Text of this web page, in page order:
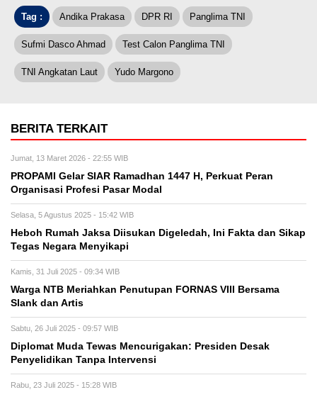
Tag : Andika Prakasa DPR RI Panglima TNI
Sufmi Dasco Ahmad Test Calon Panglima TNI
TNI Angkatan Laut Yudo Margono
BERITA TERKAIT
Jumat, 13 Maret 2026 - 22:55 WIB
PROPAMI Gelar SIAR Ramadhan 1447 H, Perkuat Peran
Organisasi Profesi Pasar Modal
Selasa, 5 Agustus 2025 - 15:42 WIB
Heboh Rumah Jaksa Diisukan Digeledah, Ini Fakta dan Sikap
Tegas Negara Menyikapi
Kamis, 31 Juli 2025 - 09:34 WIB
Warga NTB Meriahkan Penutupan FORNAS VIII Bersama
Slank dan Artis
Sabtu, 26 Juli 2025 - 09:57 WIB
Diplomat Muda Tewas Mencurigakan: Presiden Desak
Penyelidikan Tanpa Intervensi
Rabu, 23 Juli 2025 - 15:28 WIB